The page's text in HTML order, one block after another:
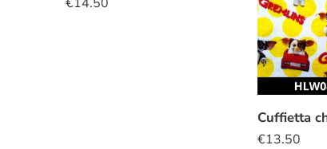
€13.50